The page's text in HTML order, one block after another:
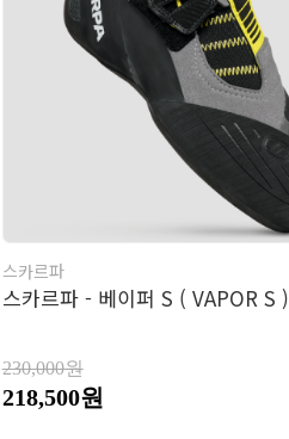
스카르파
스카르파 - 베이퍼 S ( VAPOR S )
230,000원
218,500원